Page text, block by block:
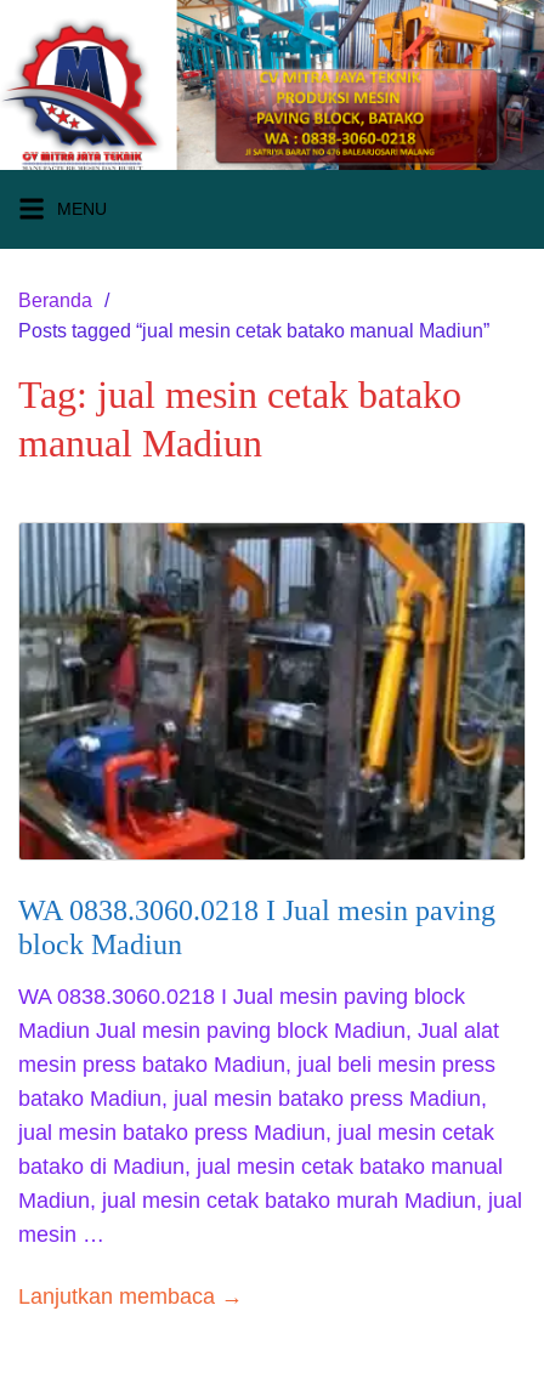
konten
MENU
Beranda
Posts tagged “jual mesin cetak batako manual Madiun”
Tag: jual mesin cetak batako
manual Madiun
WA 0838.3060.0218 I Jual mesin paving
block Madiun
WA 0838.3060.0218 I Jual mesin paving block
Madiun Jual mesin paving block Madiun, Jual alat
mesin press batako Madiun, jual beli mesin press
batako Madiun, jual mesin batako press Madiun,
jual mesin batako press Madiun, jual mesin cetak
batako di Madiun, jual mesin cetak batako manual
Madiun, jual mesin cetak batako murah Madiun, jual
mesin …
Lanjutkan membaca →